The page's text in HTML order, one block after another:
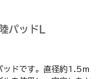
パッドL
ッドです。直径約1.5m